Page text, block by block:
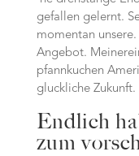
gefallen gelernt.
momentan
Angebot.
pfannkuchen
gluckliche Zukunft.
Endlich
zum